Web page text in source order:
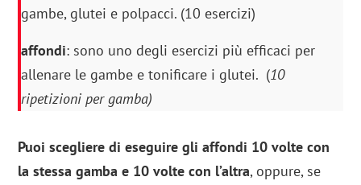
gambe, glutei e polpacci. (10 esercizi)
affondi: sono uno degli esercizi più efficaci per
allenare le gambe e tonificare i glutei. (10
ripetizioni per gamba)
Puoi scegliere di eseguire gli affondi 10 volte con
la stessa gamba e 10 volte con l’altra, oppure, se